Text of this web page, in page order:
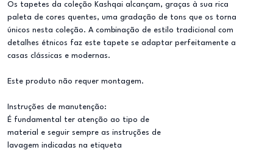
Os tapetes da coleção Kashqai alcançam, graças à sua rica
paleta de cores quentes, uma gradação de tons que os torna
únicos nesta coleção. A combinação de estilo tradicional com
detalhes étnicos faz este tapete se adaptar perfeitamente a
casas clássicas e modernas.
Este produto não requer montagem.
Instruções de manutenção:
É fundamental ter atenção ao tipo de
material e seguir sempre as instruções de
lavagem indicadas na etiqueta